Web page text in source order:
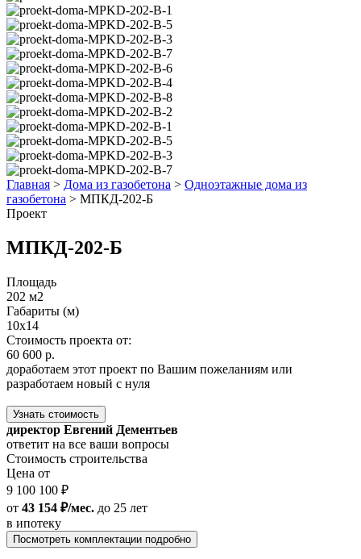
Главная > Дома из газобетона > Одноэтажные дома из
газобетона > МПКД-202-Б
Проект
МПКД-202-Б
Площадь
202 м2
Габариты (м)
10x14
Стоимость проекта от:
60 600 р.
доработаем этот проект по Вашим пожеланиям или
разработаем новый с нуля
Узнать стоимость
директор Евгений Дементьев
ответит на все ваши вопросы
Стоимость строительства
Цена от
9 100 100 ₽
от 43 154 ₽/мес. до 25 лет
в ипотеку
Посмотреть комплектации подробно